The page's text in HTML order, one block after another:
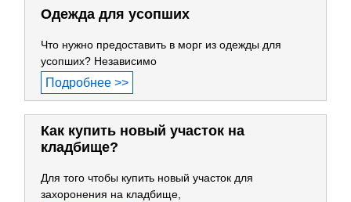
Одежда для усопших
Что нужно предоставить в морг из одежды для
усопших? Независимо
Подробнее >>
Как купить новый участок на
кладбище?
Для того чтобы купить новый участок для
захоронения на кладбище,